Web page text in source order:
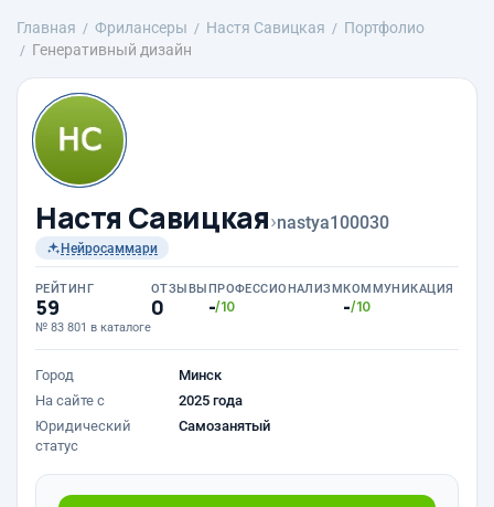
Главная Фрилансеры Настя Савицкая
Портфолио
Генеративный дизайн
Настя Савицкая›nastya100030
Нейросаммари
РЕЙТИНГ
59
№ 83 801 в каталоге
ОТЗЫВЫ
0
ПРОФЕССИОНАЛИЗМ
-/10
КОММУНИКАЦИЯ
-/10
Город
Минск
На сайте с
2025 года
Юридический
статус
Самозанятый